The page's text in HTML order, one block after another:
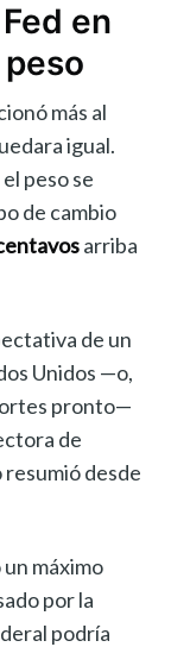
en
más al
igual.
peso se
de cambio
arriba
de un
Unidos —o,
pronto—
de
resumió desde
máximo
por la
podría